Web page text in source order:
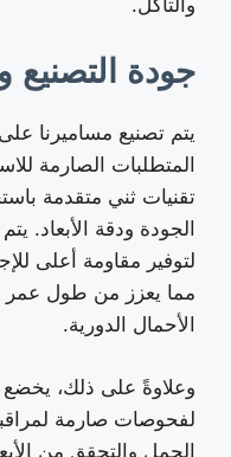
والتآكل.
جودة التصنيع
المتطلبات الصارمة
تقنيات ثني متقدمة
الجودة ودقة الأبعاد.
لتوفير مقاومة أعلى
الأحمال الدورية.
لفحوصات صارمة
الحمل والتحقق من